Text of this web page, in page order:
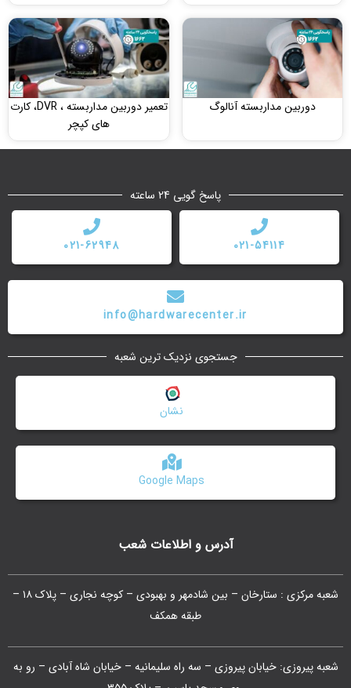
دوربین مداربسته آنالوگ
تعمیر دوربین مداربسته ، DVR، کارت
های کپچر
آدرس و اطلاعات شعب
شعبه مرکزی : ستارخان – بین شادمهر و بهبودی – کوچه نجاری – پلاک ۱۸ –
طبقه همکف
شعبه پیروزی: خیابان پیروزی – سه راه سلیمانیه – خیابان شاه آبادی – رو به
پاسخ گویی 24 ساعته
021-54114
021-62948
info@hardwarecenter.ir
جستجوی نزدیک ترین شعبه
Google Maps
نشان